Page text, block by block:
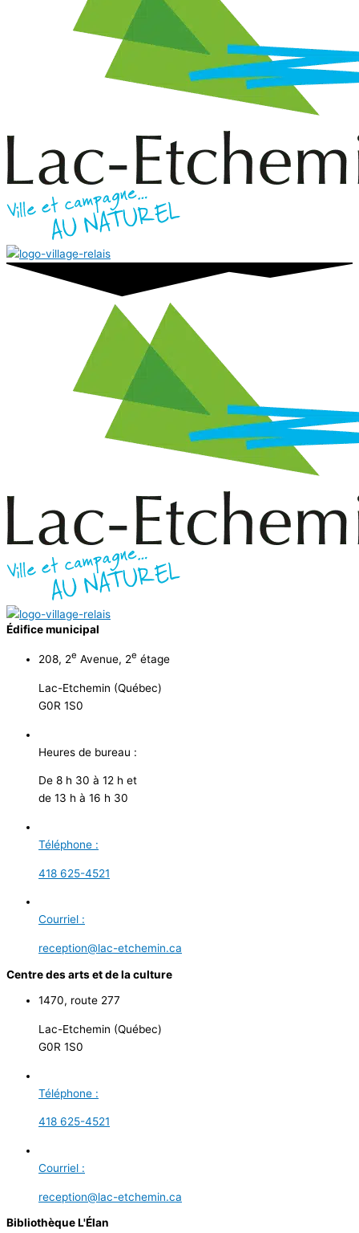
Édifice municipal
208, 2e Avenue, 2e étage
Lac-Etchemin (Québec)
G0R 1S0
Heures de bureau :
De 8 h 30 à 12 h et
de 13 h à 16 h 30
Téléphone :
418 625-4521
Courriel :
reception@lac-etchemin.ca
Centre des arts et de la culture
1470, route 277
Lac-Etchemin (Québec)
G0R 1S0
Téléphone :
418 625-4521
Courriel :
reception@lac-etchemin.ca
Bibliothèque L'Élan